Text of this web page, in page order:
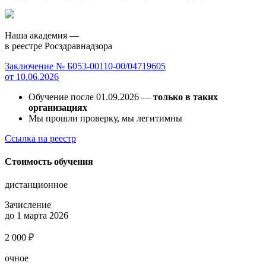
Наша академия —
в реестре Росздравнадзора
Заключение № Б053-00110-00/04719605
от 10.06.2026
Обучение после 01.09.2026 — только в таких
организациях
Мы прошли проверку, мы легитимны
Ссылка на реестр
Стоимость обучения
дистанционное
Зачисление
до 1 марта 2026
2 000 ₽
очное